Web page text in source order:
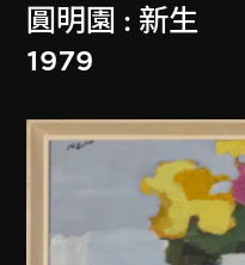
圓明園 : 新生
1979